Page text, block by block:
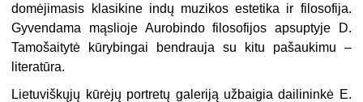
domėjimasis klasikine indų muzikos estetika ir filosofija.
Gyvendama mąslioje Aurobindo filosofijos apsuptyje D.
Tamošaitytė kūrybingai bendrauja su kitu pašaukimu –
literatūra.
Lietuviškųjų kūrėjų portretų galeriją užbaigia dailininkė E.